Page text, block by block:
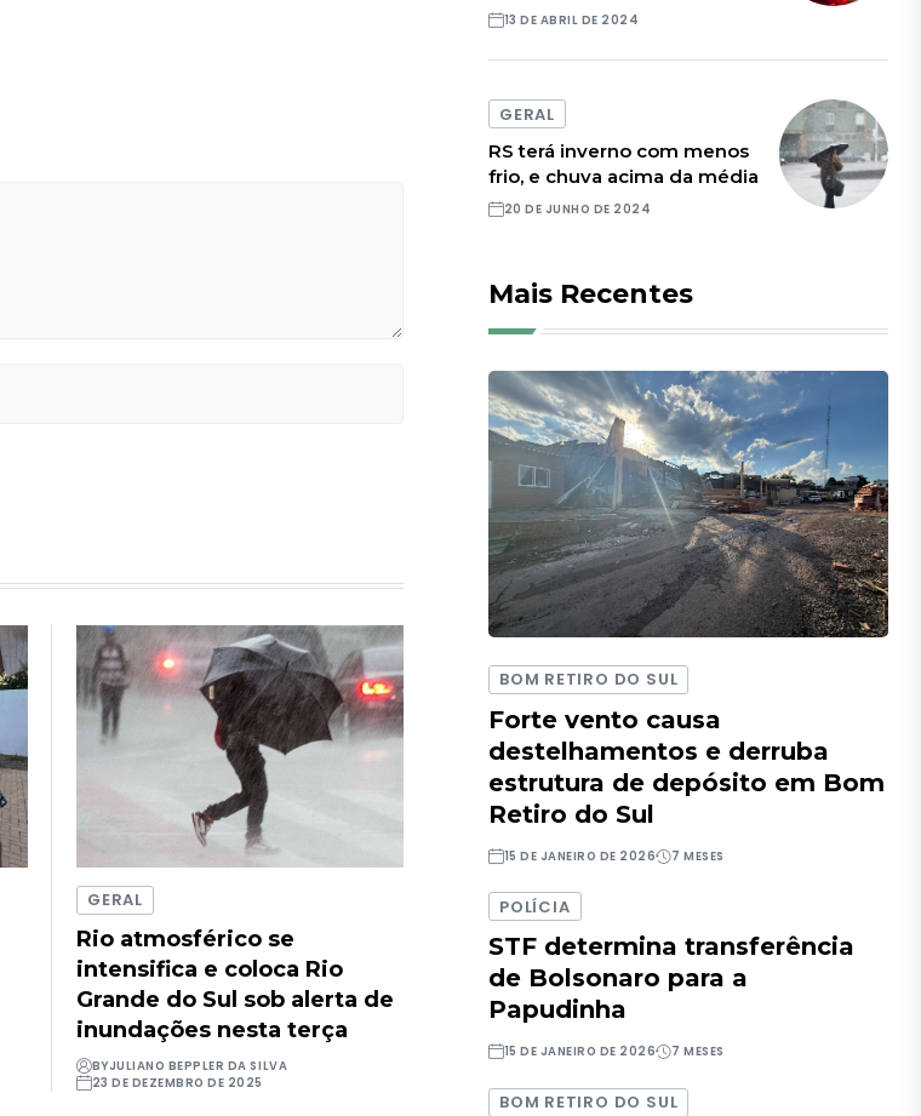
GERAL
Rio atmosférico se
intensifica e coloca Rio
Grande do Sul sob alerta de
inundações nesta terça
BYJULIANO BEPPLER DA SILVA
23 DE DEZEMBRO DE 2025
13 DE ABRIL DE 2024
GERAL
RS terá inverno com menos
frio, e chuva acima da média
20 DE JUNHO DE 2024
Mais Recentes
BOM RETIRO DO SUL
Forte vento causa
destelhamentos e derruba
estrutura de depósito em Bom
Retiro do Sul
15 DE JANEIRO DE 2026 7 MESES
POLÍCIA
STF determina transferência
de Bolsonaro para a
Papudinha
15 DE JANEIRO DE 2026 7 MESES
BOM RETIRO DO SUL